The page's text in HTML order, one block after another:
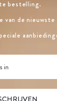
bestelling.
de